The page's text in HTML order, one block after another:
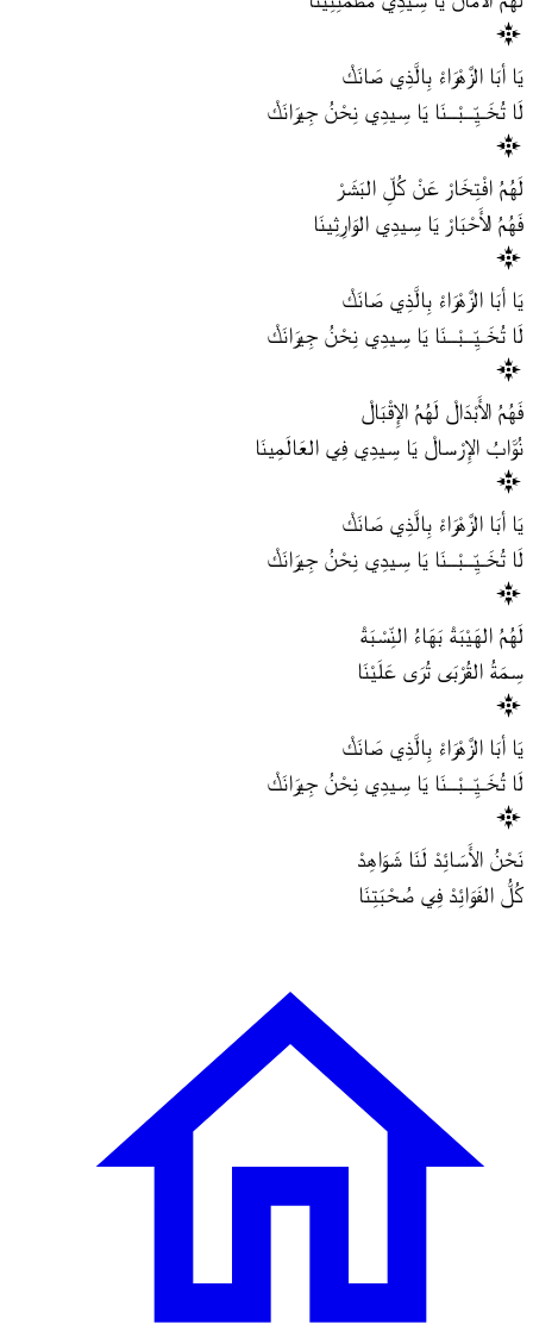
يَا أبَا الزَّهْرَاءْ بِالَّذِي صَانَكْ
لَا تُخَـيِّــبْــنَا يَا سِيدِي نِحْنُ جِيرَانَكْ
لَهُمُ افْتِخَارْ عَنْ كُلِّ البَشَرْ
فَهُمُ الأَحْبَارْ يَا سِيدِي الوَارِثِينَا
يَا أبَا الزَّهْرَاءْ بِالَّذِي صَانَكْ
لَا تُخَـيِّــبْــنَا يَا سِيدِي نِحْنُ جِيرَانَكْ
فَهُمُ الأَبْدَالْ لَهُمُ الإِقْبَالْ
نُوَّابُ الإِرْسالْ يَا سِيدِي فِي العَالَمِينَا
يَا أبَا الزَّهْرَاءْ بِالَّذِي صَانَكْ
لَا تُخَـيِّــبْــنَا يَا سِيدِي نِحْنُ جِيرَانَكْ
لَهُمُ الهَيْبَةْ بَهَاءُ النِّسْبَةْ
سِمَةُ القُرْبَى تُرَى عَلَيْنَا
يَا أبَا الزَّهْرَاءْ بِالَّذِي صَانَكْ
لَا تُخَـيِّــبْــنَا يَا سِيدِي نِحْنُ جِيرَانَكْ
نَحْنُ الأَسَائِدْ لَنَا شَوَاهِدْ
كُلُّ الفَوَائِدْ فِي صُحْبَتِنَا